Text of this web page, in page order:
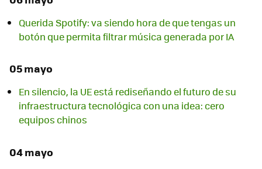
Querida Spotify: va siendo hora de que tengas un
botón que permita filtrar música generada por IA
05 mayo
En silencio, la UE está rediseñando el futuro de su
infraestructura tecnológica con una idea: cero
equipos chinos
04 mayo